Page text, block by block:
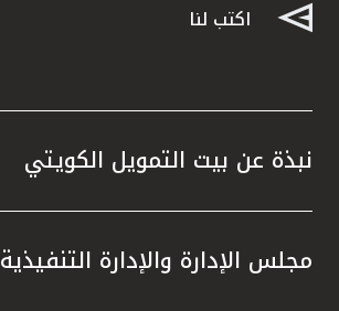
اكتب لنا
نبذة عن بيت التمويل الكويتي
مجلس الإدارة والإدارة التنفيذية